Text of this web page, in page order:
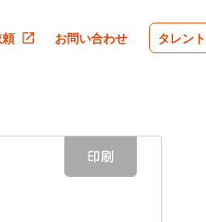
お問い合わせ タレン